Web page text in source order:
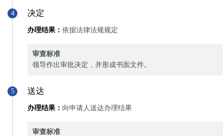
4 决定
办理结果： 依据法律法规规定
审查标准
领导作出审批决定，并形成书面文件。
5 送达
办理结果： 向申请人送达办理结果
审查标准